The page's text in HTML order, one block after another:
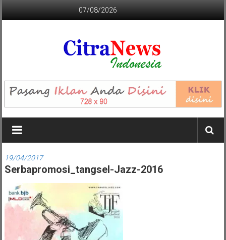
07/08/2026
CITRANEWS
INDONESIA
BERANI
DAN
KRISTIS
19/04/2017
Serbapromosi_tangsel-Jazz-2016